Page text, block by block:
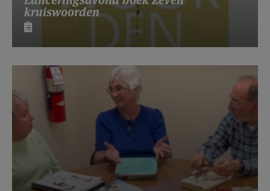
kruiswoorden